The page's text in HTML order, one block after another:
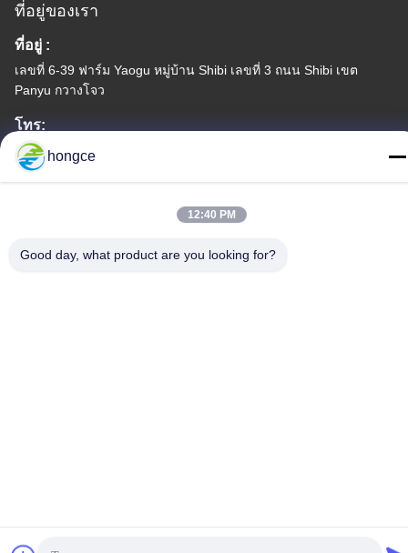
ที่อยู่ของเรา
ที่อยู่ :
เลขที่ 6-39 ฟาร์ม Yaogu หมู่บ้าน Shibi เลขที่ 3 ถนน Shibi เขต
Panyu กวางโจว
โทร:
86-18998460309
นโยบายความเป็นส่วนตัว|แผนผังเว็บไซต์
hongce
12:40 PM
Good day, what product are you looking for?